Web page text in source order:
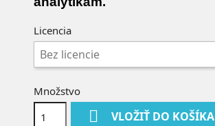
Licencia
Množstvo
 VLOŽIŤ DO KOŠÍKA